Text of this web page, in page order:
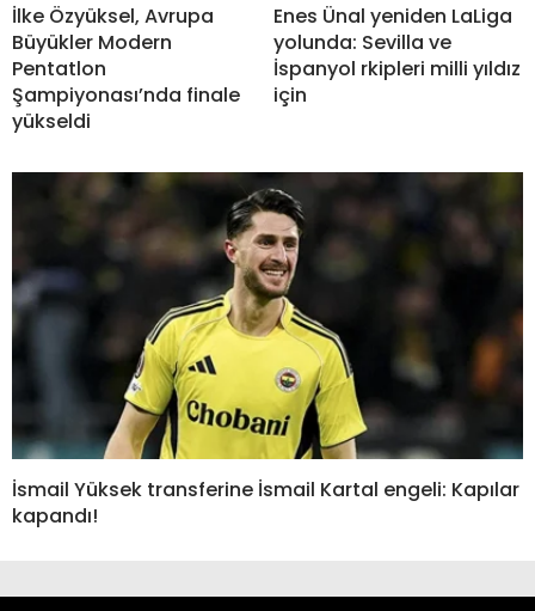
İlke Özyüksel, Avrupa
Büyükler Modern
Pentatlon
Şampiyonası’nda finale
yükseldi
Enes Ünal yeniden LaLiga
yolunda: Sevilla ve
İspanyol rkipleri milli yıldız
için
İsmail Yüksek transferine İsmail Kartal engeli: Kapılar
kapandı!